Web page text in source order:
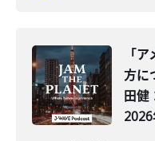
「
方に
田健